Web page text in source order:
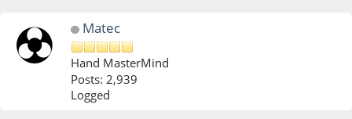
Matec
Hand MasterMind
Posts: 2,939
Logged